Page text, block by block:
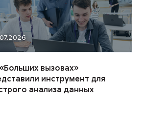
вызовах»
инструмент для
анализа данных